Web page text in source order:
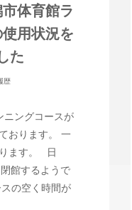
体育館ラ
用状況を
た
歴
ニングコースが
おります。 一
ます。 日
館するようで
の空く時間が